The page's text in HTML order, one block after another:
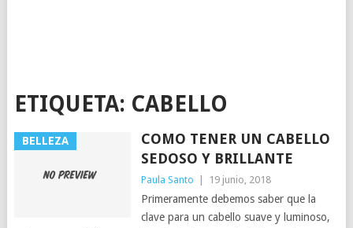
ETIQUETA: CABELLO
BELLEZA
COMO TENER UN CABELLO
SEDOSO Y BRILLANTE
Paula Santo 19 junio, 2018
Primeramente debemos saber que la
clave para un cabello suave y luminoso,